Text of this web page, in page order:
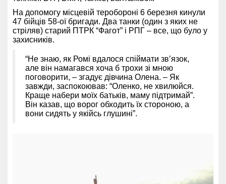
На допомогу місцевій теробороні 6 березня кинули
47 бійців 58-ої бригади. Два танки (один з яких не
стріляв) старий ПТРК “Фагот” і РПГ – все, що було у
захисників.
“Не знаю, як Ромі вдалося спіймати зв’язок,
але він намагався хоча б трохи зі мною
поговорити, – згадує дівчина Олена. – Як
завжди, заспокоював: “Оленко, не хвилюйся.
Краще набери моїх батьків, маму підтримай”.
Він казав, що ворог обходить їх стороною, а
вони сидять у якійсь глушині”.